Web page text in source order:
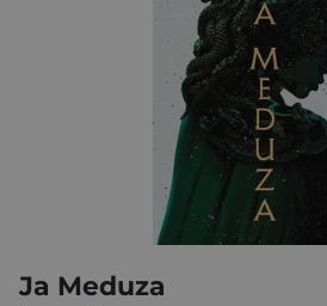
Ja Meduza